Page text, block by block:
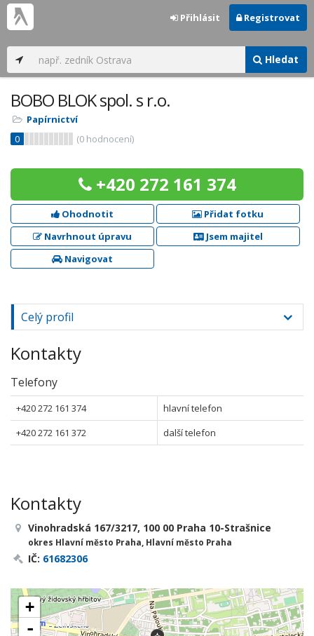
Hledat
Přihlásit Registrovat
BOBO BLOK spol. s r.o.
Papírnictví
0
(0 hodnocení)
+420 272 161 374
Ohodnotit
Přidat fotku
Navrhnout úpravu
Jsem majitel
Navigovat
Celý profil
Kontakty
Telefony
+420 272 161 374
hlavní telefon
+420 272 161 372
další telefon
Kontakty
Vinohradská 167/3217, 100 00 Praha 10-Strašnice
okres Hlavní město Praha, Hlavní město Praha
IČ: 61682306
+
-